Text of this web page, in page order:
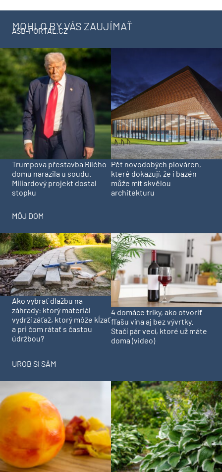
MOHLO BY VÁS ZAUJÍMAŤ
ASB-PORTAL.CZ
Trumpova přestavba Bílého
domu narazila u soudu.
Miliardový projekt dostal
stopku
Pět novodobých plováren,
které dokazují, že i bazén
může mít skvělou
architekturu
MÔJ DOM
Ako vybrať dlažbu na
záhrady: ktorý materiál
vydrží záťaž, ktorý môže kĺzať
a pri čom rátať s častou
údržbou?
4 domáce triky, ako otvoriť
fľašu vína aj bez vývrtky.
Stačí pár vecí, ktoré už máte
doma (video)
UROB SI SÁM